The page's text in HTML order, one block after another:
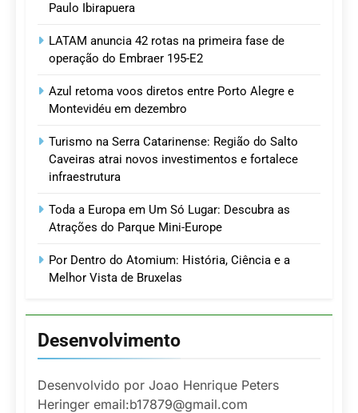
Paulo Ibirapuera
LATAM anuncia 42 rotas na primeira fase de
operação do Embraer 195-E2
Azul retoma voos diretos entre Porto Alegre e
Montevidéu em dezembro
Turismo na Serra Catarinense: Região do Salto
Caveiras atrai novos investimentos e fortalece
infraestrutura
Toda a Europa em Um Só Lugar: Descubra as
Atrações do Parque Mini-Europe
Por Dentro do Atomium: História, Ciência e a
Melhor Vista de Bruxelas
Desenvolvimento
Desenvolvido por Joao Henrique Peters
Heringer email:b17879@gmail.com